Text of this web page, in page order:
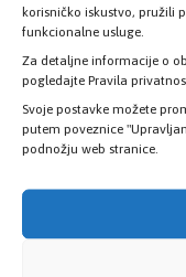
korisničko iskustvo, pružili
funkcionalne usluge.
Za detaljne informacije o
pogledajte Pravila
Svoje postavke možete
putem poveznice
podnožju web stranice.
Provjerite